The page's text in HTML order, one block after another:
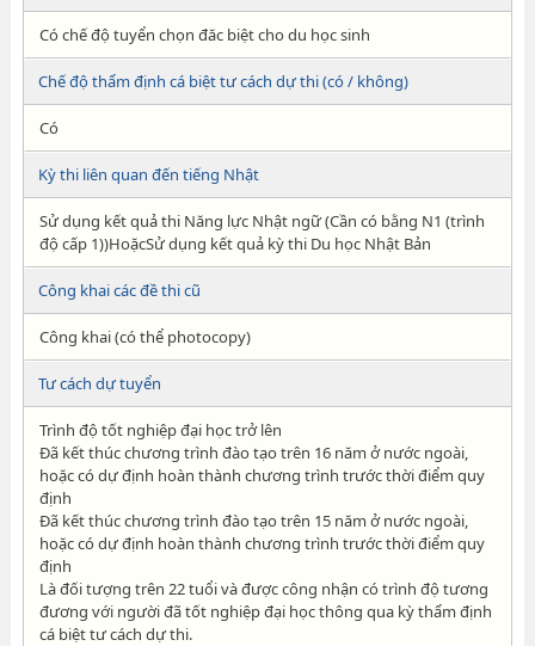
Có chế độ tuyển chọn đăc biệt cho du học sinh
Chế độ thẩm định cá biệt tư cách dự thi (có / không)
Có
Kỳ thi liên quan đến tiếng Nhật
Sử dụng kết quả thi Năng lực Nhật ngữ (Cần có bằng N1 (trình
độ cấp 1))HoặcSử dụng kết quả kỳ thi Du học Nhật Bản
Công khai các đề thi cũ
Công khai (có thể photocopy)
Tư cách dự tuyển
Trình độ tốt nghiệp đại học trở lên
Đã kết thúc chương trình đào tạo trên 16 năm ở nước ngoài,
hoặc có dự định hoàn thành chương trình trước thời điểm quy
định
Đã kết thúc chương trình đào tạo trên 15 năm ở nước ngoài,
hoặc có dự định hoàn thành chương trình trước thời điểm quy
định
Là đối tượng trên 22 tuổi và được công nhận có trình độ tương
đương với người đã tốt nghiệp đại học thông qua kỳ thẩm định
cá biệt tư cách dự thi.